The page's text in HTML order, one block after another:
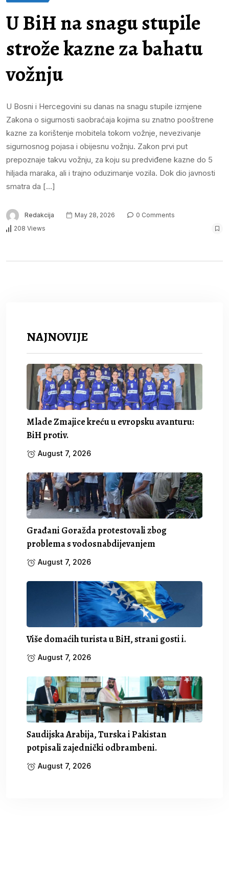
U BiH na snagu stupile
strože kazne za bahatu
vožnju
U Bosni i Hercegovini su danas na snagu stupile izmjene
Zakona o sigurnosti saobraćaja kojima su znatno pooštrene
kazne za korištenje mobitela tokom vožnje, nevezivanje
sigurnosnog pojasa i obijesnu vožnju. Zakon prvi put
prepoznaje takvu vožnju, za koju su predviđene kazne do 5
hiljada maraka, ali i trajno oduzimanje vozila. Dok dio javnosti
smatra da […]
Redakcija May 28, 2026
0 Comments
208 Views
NAJNOVIJE
Mlade Zmajice kreću u evropsku avanturu:
BiH protiv.
August 7, 2026
Građani Goražda protestovali zbog
problema s vodosnabdijevanjem
August 7, 2026
Više domaćih turista u BiH, strani gosti i.
August 7, 2026
Saudijska Arabija, Turska i Pakistan
potpisali zajednički odbrambeni.
August 7, 2026